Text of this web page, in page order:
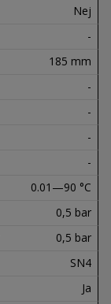
Nej
-
185 mm
-
-
-
-
0.01—90 °C
0,5 bar
0,5 bar
SN4
Ja